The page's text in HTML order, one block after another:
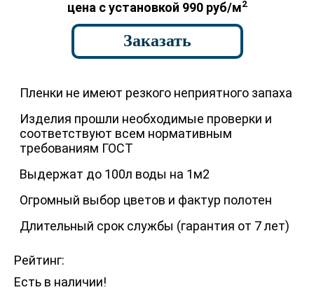
цена с установкой 990 руб/м2
Заказать
Пленки не имеют резкого неприятного запаха
Изделия прошли необходимые проверки и
соответствуют всем нормативным
требованиям ГОСТ
Выдержат до 100л воды на 1м2
Огромный выбор цветов и фактур полотен
Длительный срок службы (гарантия от 7 лет)
Рейтинг:
Есть в наличии!